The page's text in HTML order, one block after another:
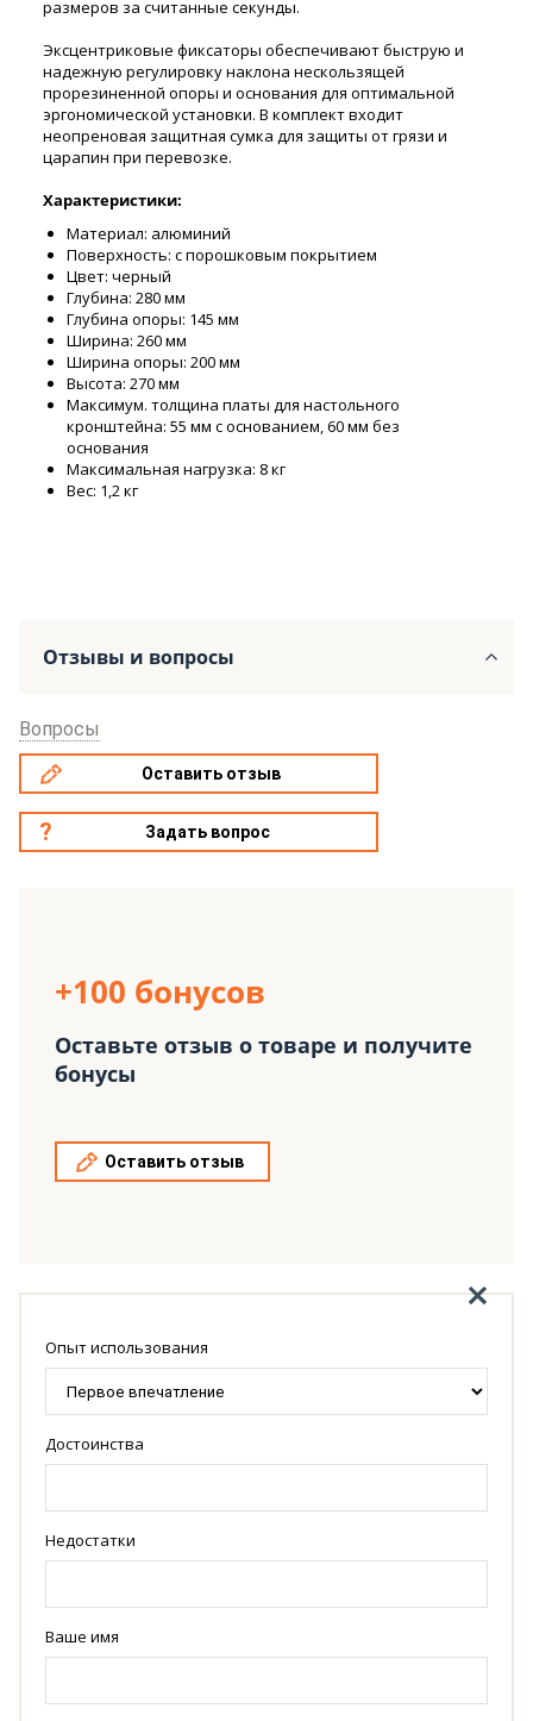
размеров за считанные секунды.
Эксцентриковые фиксаторы обеспечивают быструю и
надежную регулировку наклона нескользящей
прорезиненной опоры и основания для оптимальной
эргономической установки. В комплект входит
неопреновая защитная сумка для защиты от грязи и
царапин при перевозке.
Характеристики:
Материал: алюминий
Поверхность: с порошковым покрытием
Цвет: черный
Глубина: 280 мм
Глубина опоры: 145 мм
Ширина: 260 мм
Ширина опоры: 200 мм
Высота: 270 мм
Максимум. толщина платы для настольного
кронштейна: 55 мм с основанием, 60 мм без
основания
Максимальная нагрузка: 8 кг
Вес: 1,2 кг
Отзывы и вопросы
Вопросы
Оставить отзыв
Задать вопрос
+100 бонусов
Оставьте отзыв о товаре и получите
бонусы
Оставить отзыв
Опыт использования
Достоинства
Недостатки
Ваше имя